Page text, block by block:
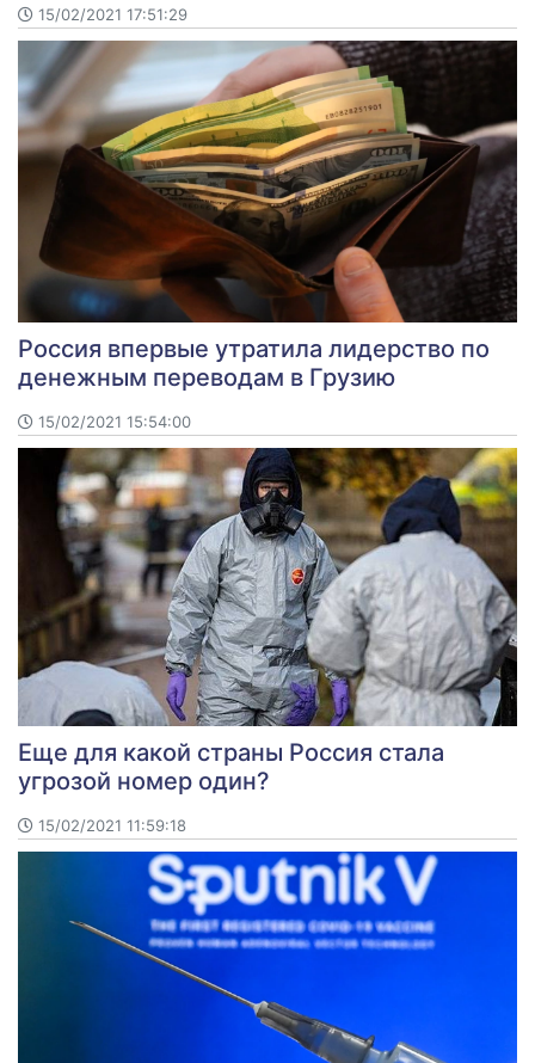
15/02/2021 17:51:29
Россия впервые утратила лидерство по
денежным переводам в Грузию
15/02/2021 15:54:00
Еще для какой страны Россия стала
угрозой номер один?
15/02/2021 11:59:18